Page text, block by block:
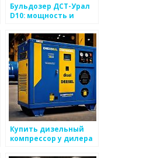
Бульдозер ДСТ-Урал
D10: мощность и
детали
Купить дизельный
компрессор у дилера